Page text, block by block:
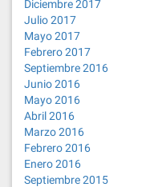
Diciembre 2017
Julio 2017
Mayo 2017
Febrero 2017
Septiembre 2016
Junio 2016
Mayo 2016
Abril 2016
Marzo 2016
Febrero 2016
Enero 2016
Septiembre 2015